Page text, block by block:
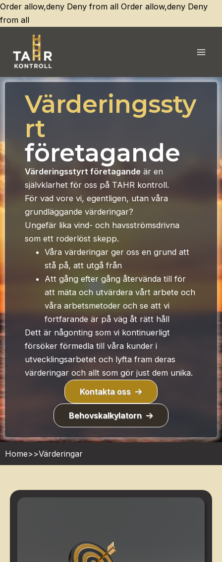
Order allow,deny Deny from all Order allow,deny Deny
from allHoppa
till
innehåll
Värderingssty
rt
företagande
Värderingsstyrt företagande är en
självklarhet för oss på TAHR kontroll.
För vad vore vi, egentligen, utan våra
grundläggande värderingar?
Ungefär lika vind- och havsströmsdrivna
som ett roderlöst skepp.
Våra värderingar ger oss en grund att
stå på, att utgå från
Att gång efter gång återvända till för
att mäta och utvärdera vårt arbete och
våra arbetsmetoder och se att vi
fortfarande är på väg åt rätt håll
Dett är någonting som vi kontinuerligt
försöker förmedla till våra kunder i
utvecklingsarbetet och lyfta fram deras
värderingar och allt som gör just dem unika.
Kontakta oss
Behovskalkylatorn
Home>>Värderingar